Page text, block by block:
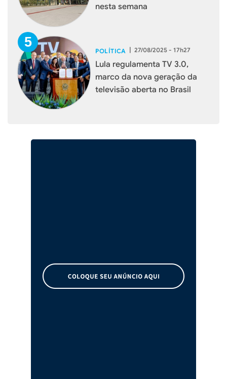
nesta semana
POLÍTICA | 27/08/2025 - 17h27
Lula regulamenta TV 3.0,
marco da nova geração da
televisão aberta no Brasil